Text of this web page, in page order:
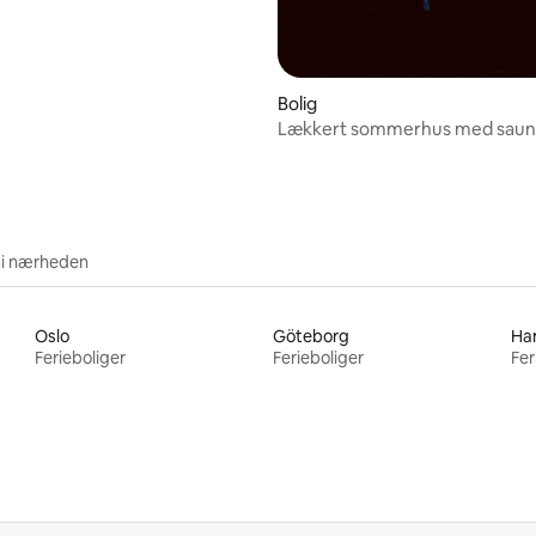
Bolig
Lækkert sommerhus med
nærheden
Oslo
Ferieboliger
Göteborg
Ferieboliger